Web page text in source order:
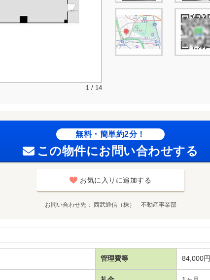
1 / 14
無料・簡単約2分！
この物件にお問い合わせする
お気に入りに追加する
お問い合わせ先 西武通信（株） 不動産事業部
管理費等 84,000円